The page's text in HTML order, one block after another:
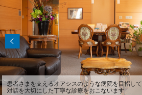
患者さまを支えるオアシスのような病院を目指して
対話を大切にした丁寧な診療をおこないます